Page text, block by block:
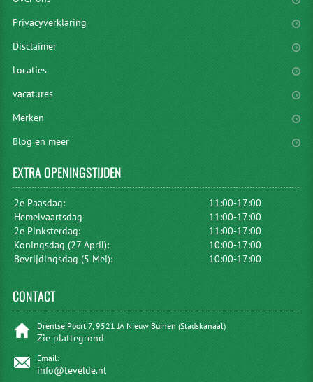
Privacyverklaring
Disclaimer
Locaties
vacatures
Merken
Blog en meer
EXTRAOPENINGSTIJDEN
2e Paasdag:
11:00-17:00
Hemelvaartsdag
11:00-17:00
2e Pinksterdag:
11:00-17:00
Koningsdag (27 April):
10:00-17:00
Bevrijdingsdag (5 Mei):
10:00-17:00
CONTACT
Drentse Poort 7, 9521 JA Nieuw Buinen (Stadskanaal)
Zie plattegrond
Email:
info@tevelde.nl